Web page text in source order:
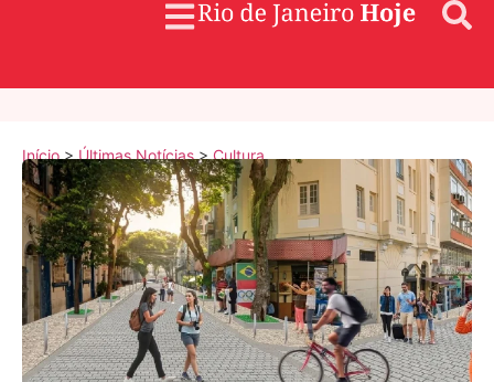
Início>Últimas Notícias>Cultura